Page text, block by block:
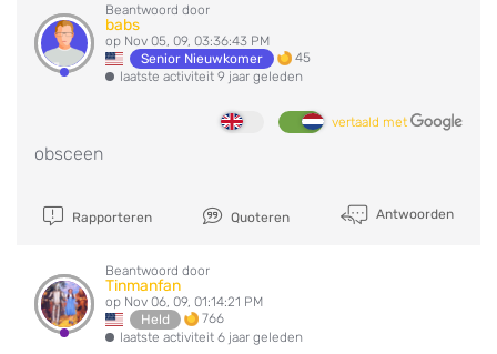
Beantwoord door
babs
op Nov 05, 09, 03:36:43 PM
Senior Nieuwkomer
45
laatste activiteit 9 jaar geleden
vertaald met
obsceen
Rapporteren Quoteren Antwoorden
Beantwoord door
Tinmanfan
op Nov 06, 09, 01:14:21 PM
Held
766
laatste activiteit 6 jaar geleden